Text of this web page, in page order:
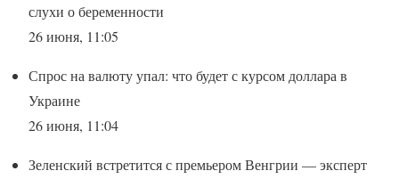
слухи о беременности
26 июня, 11:05
Спрос на валюту упал: что будет с курсом доллара в
Украине
26 июня, 11:04
Зеленский встретится с премьером Венгрии — эксперт